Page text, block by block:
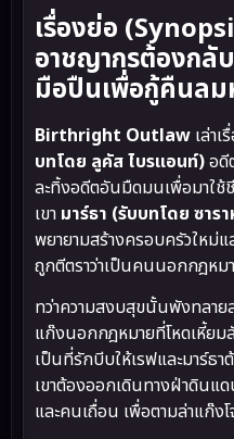
เรื่องย่อ
อาชญากรต้องก
มือปืนเพื่อกู้คืนลม
Birthright Outlaw เล่าเ
บทโดย ลูคัส ไบรแอนท์)อดี
ละทิ้งอดีตอันมืดมนเพื่อมาใช้
เขา มาร์ธา (รับบทโดย ซาร
พยายามสร้างครอบครัวใหม่แ
ถูกตีตราว่าเป็นคนนอกกฎหม
ทว่าความสงบสุขนั้นพังทลาย
แก๊งนอกกฎหมายที่โหดเหี้ยม
เป็นที่รักบีบให้เรฟและมาร์
เขาต้องออกเดินทางฝ่าดินแ
และคนเถื่อน เพื่อตามล่าแก๊ง